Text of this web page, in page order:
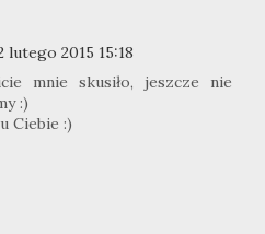
lutego 2015 15:18
mnie skusiło, jeszcze nie
:)
Ciebie :)